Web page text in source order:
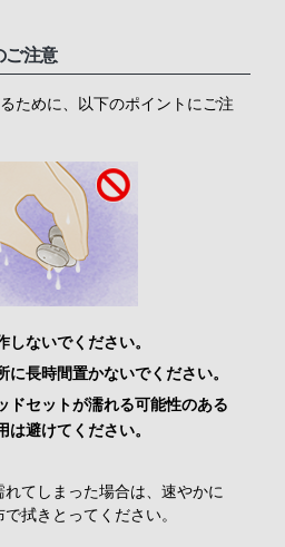
ご注意
ために、以下のポイントにご注
しないでください。
に長時間置かないでください。
ドセットが濡れる可能性のある
は避けてください。
てしまった場合は、速やかに
拭きとってください。